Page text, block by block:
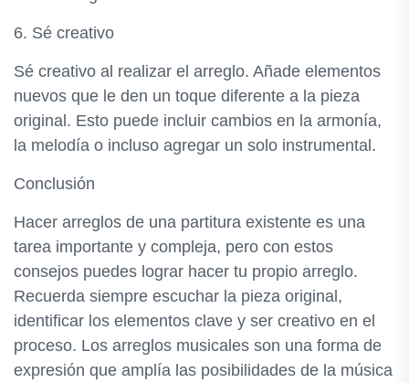
6. Sé creativo
Sé creativo al realizar el arreglo. Añade elementos
nuevos que le den un toque diferente a la pieza
original. Esto puede incluir cambios en la armonía,
la melodía o incluso agregar un solo instrumental.
Conclusión
Hacer arreglos de una partitura existente es una
tarea importante y compleja, pero con estos
consejos puedes lograr hacer tu propio arreglo.
Recuerda siempre escuchar la pieza original,
identificar los elementos clave y ser creativo en el
proceso. Los arreglos musicales son una forma de
expresión que amplía las posibilidades de la música